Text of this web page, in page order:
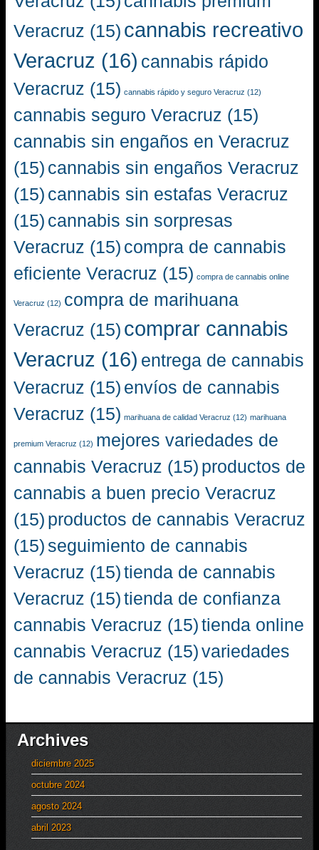
Veracruz (15) cannabis recreativo
Veracruz (16) cannabis rápido
Veracruz (15) cannabis rápido y seguro Veracruz (12)
cannabis seguro Veracruz (15)
cannabis sin engaños en Veracruz
(15) cannabis sin engaños Veracruz
(15) cannabis sin estafas Veracruz
(15) cannabis sin sorpresas
Veracruz (15) compra de cannabis
eficiente Veracruz (15) compra de cannabis online
Veracruz (12) compra de marihuana
Veracruz (15) comprar cannabis
Veracruz (16) entrega de cannabis
Veracruz (15) envíos de cannabis
Veracruz (15) marihuana de calidad Veracruz (12) marihuana
premium Veracruz (12) mejores variedades de
cannabis Veracruz (15) productos de
cannabis a buen precio Veracruz
(15) productos de cannabis Veracruz
(15) seguimiento de cannabis
Veracruz (15)tienda de cannabis
Veracruz (15)tienda de confianza
cannabis Veracruz (15)tienda online
cannabis Veracruz (15)variedades
de cannabis Veracruz (15)
Archives
diciembre 2025
octubre 2024
agosto 2024
abril 2023